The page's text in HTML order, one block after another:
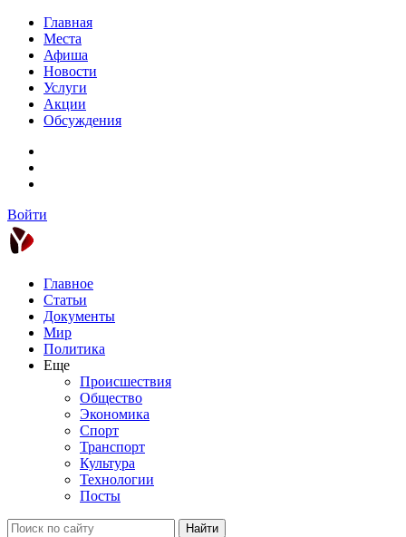
Главная
Места
Афиша
Новости
Услуги
Акции
Обсуждения
Войти
Главное
Статьи
Документы
Мир
Политика
Еще
Происшествия
Общество
Экономика
Спорт
Транспорт
Культура
Технологии
Посты
Найти